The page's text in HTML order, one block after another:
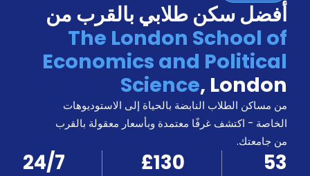
حجز
السكن
من
نحن؟
المدونة
أخبر
أصدقائك
و
اكسب
كن
شريكا
الدعم
أفضل سكن طلابي بالقرب من
The London School of
Economics and Political
Science, London
من مساكن الطلاب النابضة بالحياة إلى الاستوديوهات
الخاصة - اكتشف غرفًا معتمدة وبأسعار معقولة بالقرب
من جامعتك.
53
£130
24/7